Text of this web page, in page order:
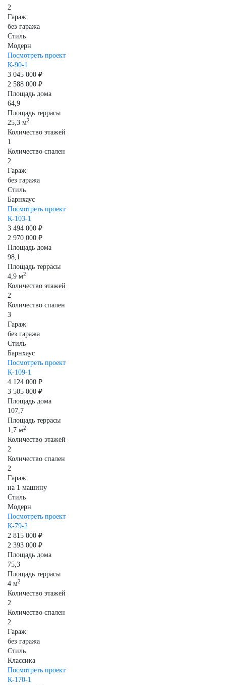
2
Гараж
без гаража
Стиль
Модерн
Посмотреть проект
К-90-1
3 045 000 ₽
2 588 000 ₽
Площадь дома
64,9
Площадь террасы
25,3 м2
Количество этажей
1
Количество спален
2
Гараж
без гаража
Стиль
Барнхаус
Посмотреть проект
К-103-1
3 494 000 ₽
2 970 000 ₽
Площадь дома
98,1
Площадь террасы
4,9 м2
Количество этажей
2
Количество спален
3
Гараж
без гаража
Стиль
Барнхаус
Посмотреть проект
К-109-1
4 124 000 ₽
3 505 000 ₽
Площадь дома
107,7
Площадь террасы
1,7 м2
Количество этажей
2
Количество спален
2
Гараж
на 1 машину
Стиль
Модерн
Посмотреть проект
К-79-2
2 815 000 ₽
2 393 000 ₽
Площадь дома
75,3
Площадь террасы
4 м2
Количество этажей
2
Количество спален
2
Гараж
без гаража
Стиль
Классика
Посмотреть проект
К-170-1